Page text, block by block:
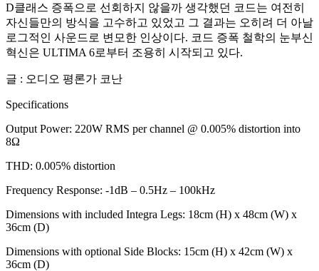
D클래스 증폭으로 선회하지 않을까 생각했던 코드는 여전히
자신들만의 방식을 고수하고 있었고 그 결과는 오히려 더 아날
로그적인 사운드로 변모한 인상이다. 코드 증폭 철학의 눈부신
혁신은 ULTIMA 6로부터 조용히 시작되고 있다.
글 : 오디오 평론가 코난
Specifications
Output Power: 220W RMS per channel @ 0.005% distortion into
8Ω
THD: 0.005% distortion
Frequency Response: -1dB – 0.5Hz – 100kHz
Dimensions with included Integra Legs: 18cm (H) x 48cm (W) x
36cm (D)
Dimensions with optional Side Blocks: 15cm (H) x 42cm (W) x
36cm (D)